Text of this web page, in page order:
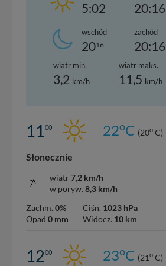
5:02 20:16
wschód
2016
zachód
20:16
wiatr min.
3,2 km/h
wiatr maks.
11,5 km/h
1100 22oC (20o C)
Słonecznie
wiatr 7,2 km/h
w poryw. 8,3 km/h
Zachm. 0%
Opad 0 mm
Ciśn. 1023 hPa
Widocz. 10 km
1200 23oC (21o C)